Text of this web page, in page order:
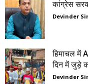
कांग्रेस
Devinder
हिमाचल में
दिन में जुड़े
Devinder